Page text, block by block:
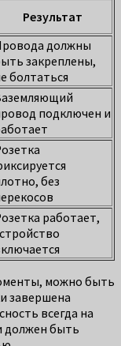
Результат
должны
закреплены,
болтаться
подключен и
без
работает,
можно быть
завершена
всегда на
должен быть